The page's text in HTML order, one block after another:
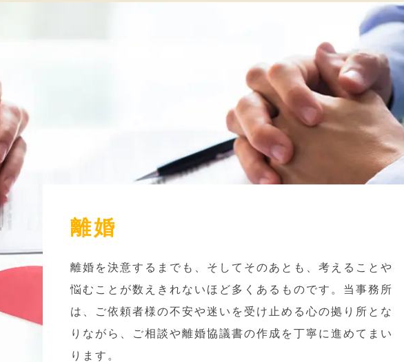
離婚
離婚を決意するまでも、そしてそのあとも、考えることや
悩むことが数えきれないほど多くあるものです。当事務所
は、ご依頼者様の不安や迷いを受け止める心の拠り所とな
りながら、ご相談や離婚協議書の作成を丁寧に進めてまい
ります。